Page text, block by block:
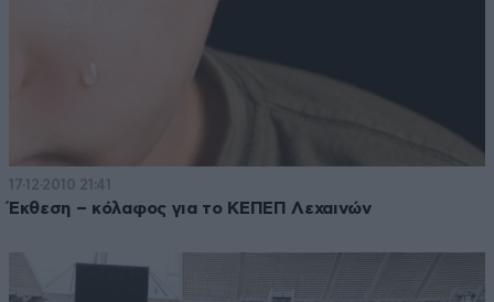
17·12·2010 21:41
Έκθεση – κόλαφος για το ΚΕΠΕΠ Λεχαινών